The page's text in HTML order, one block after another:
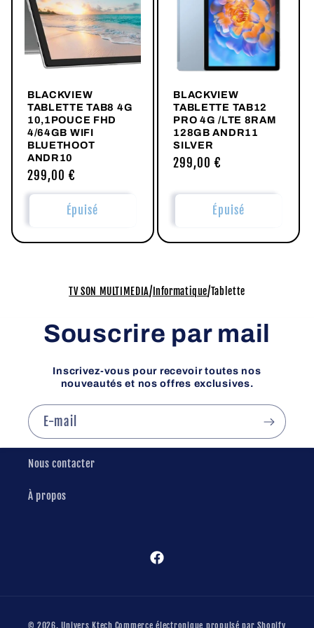
BLACKVIEW
TABLETTE TAB8 4G
10,1POUCE FHD
4/64GB WIFI
BLUETHOOT
ANDR10
Prix
habituel
299,00 €
Épuisé
BLACKVIEW
TABLETTE TAB12
PRO 4G /LTE 8RAM
128GB ANDR11
SILVER
Prix
299,00 €
Épuisé
TV SON MULTIMEDIA/ Informatique/Tablette
Souscrire par mail
Inscrivez-vous pour recevoir toutes nos
nouveautés et nos offres exclusives.
E-mail
Nous contacter
À propos
Facebook
© 2026,Univers Ktech Commerce électronique propulsé par Shopify